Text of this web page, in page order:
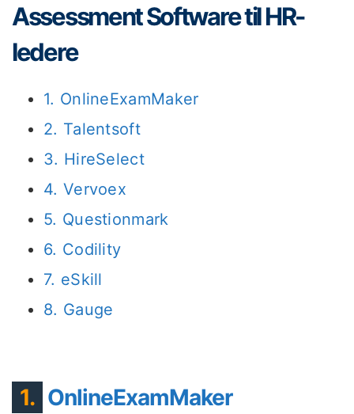
Assessment Software til HR-
ledere
1. OnlineExamMaker
2. Talentsoft
3. HireSelect
4. Vervoex
5. Questionmark
6. Codility
7. eSkill
8. Gauge
1. OnlineExamMaker